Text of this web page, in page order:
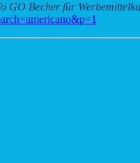
GO Becher für